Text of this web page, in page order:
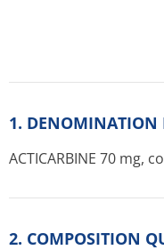
1. DENOMINATION
ACTICARBINE 70 mg,
2. COMPOSITION